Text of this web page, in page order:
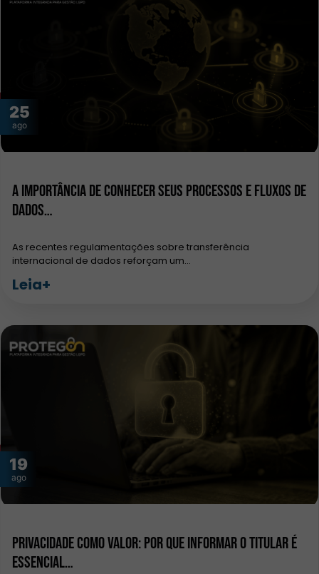
25
ago
A importância de conhecer seus processos e fluxos de
dados…
As recentes regulamentações sobre transferência
internacional de dados reforçam um…
Leia+
19
ago
Privacidade como Valor: Por que Informar o Titular é
Essencial…